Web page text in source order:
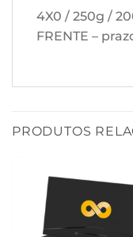
4X0 / 250g /
FRENTE –
PRODUTOS